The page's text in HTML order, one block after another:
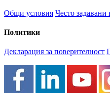
Общи условия Често задавани
Политики
Декларация за поверителност